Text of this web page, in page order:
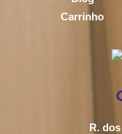
Carrinho
R.